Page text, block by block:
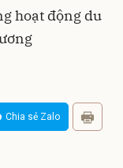
hoạt động du
Chia sẻ Zalo